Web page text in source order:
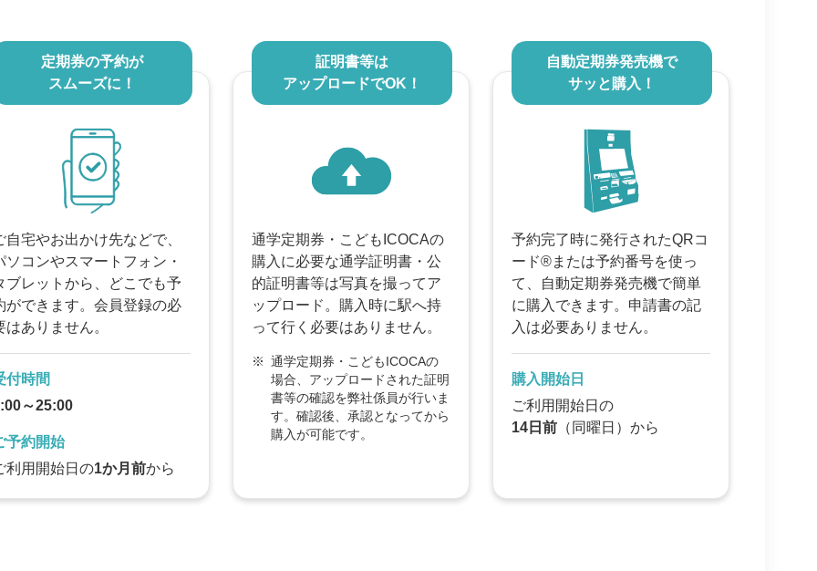
定期券の予約が
スムーズに！
自宅やお出かけ先などで、
ソコンやスマートフォン・
ブレットから、どこでも予
ができます。会員登録の必
はありません。
付時間
～25:00
予約開始
利用開始日の1か月前から
証明書等は
アップロードでOK！
通学定期券・こどもICOCAの
購入に必要な通学証明書・公
的証明書等は写真を撮ってア
ップロード。購入時に駅へ持
って行く必要はありません。
※ 通学定期券・こどもICOCAの
場合、アップロードされた証明
書等の確認を弊社係員が行いま
す。確認後、承認となってから
購入が可能です。
自動定期券発売機で
サッと購入！
予約完了時に発行されたQRコ
ード®または予約番号を使っ
て、自動定期券発売機で簡単
に購入できます。申請書の記
入は必要ありません。
購入開始日
ご利用開始日の
14日前 （同曜日）から